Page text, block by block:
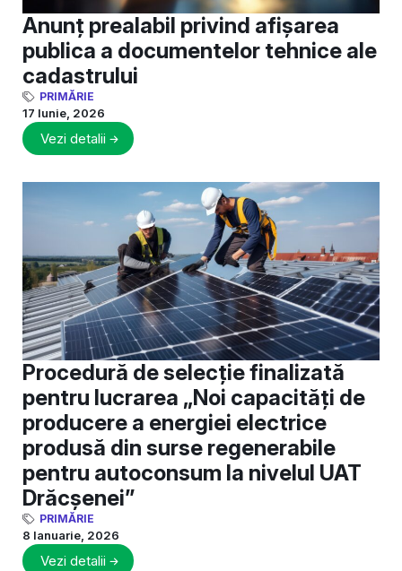
Anunț prealabil privind afișarea
publica a documentelor tehnice ale
cadastrului
PRIMĂRIE
17 Iunie, 2026
Vezi detalii
Procedură de selecție finalizată
pentru lucrarea „Noi capacități de
producere a energiei electrice
produsă din surse regenerabile
pentru autoconsum la nivelul UAT
Drăcșenei”
PRIMĂRIE
8 Ianuarie, 2026
Vezi detalii